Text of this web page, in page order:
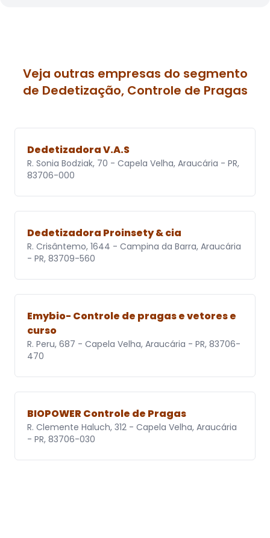
Veja outras empresas do segmento
de Dedetização, Controle de Pragas
Dedetizadora V.A.S
R. Sonia Bodziak, 70 - Capela Velha, Araucária - PR,
83706-000
Dedetizadora Proinsety & cia
R. Crisântemo, 1644 - Campina da Barra, Araucária
- PR, 83709-560
Emybio- Controle de pragas e vetores e
curso
R. Peru, 687 - Capela Velha, Araucária - PR, 83706-
470
BIOPOWER Controle de Pragas
R. Clemente Haluch, 312 - Capela Velha, Araucária
- PR, 83706-030